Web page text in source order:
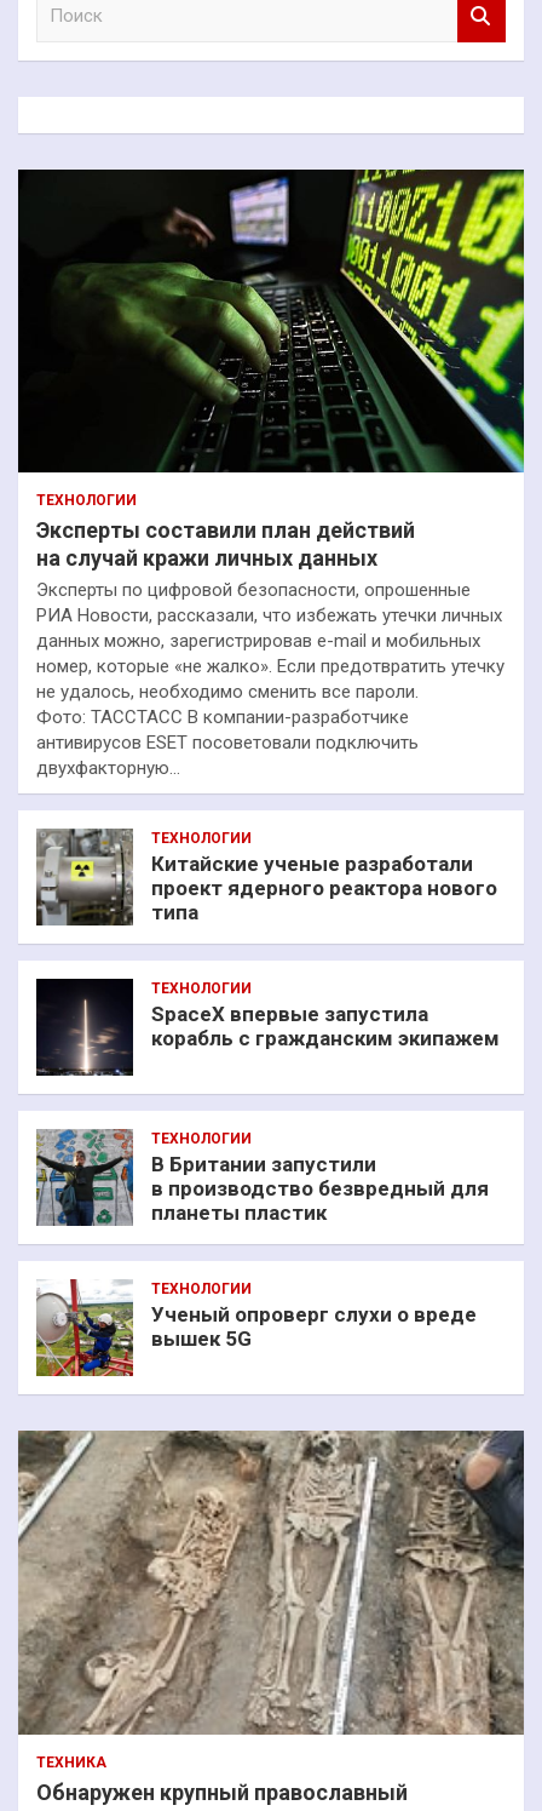
к
ТЕХНОЛОГИИ
Эксперты составили план действий
на случай кражи личных данных
Эксперты по цифровой безопасности, опрошенные
РИА Новости, рассказали, что избежать утечки личных
данных можно, зарегистрировав e-mail и мобильных
номер, которые «не жалко». Если предотвратить утечку
не удалось, необходимо сменить все пароли.
Фото: ТАССТАСС В компании-разработчике
антивирусов ESET посоветовали подключить
двухфакторную…
ТЕХНОЛОГИИ
Китайские ученые разработали
проект ядерного реактора нового
типа
ТЕХНОЛОГИИ
SpaceX впервые запустила
корабль с гражданским экипажем
ТЕХНОЛОГИИ
В Британии запустили
в производство безвредный для
планеты пластик
ТЕХНОЛОГИИ
Ученый опроверг слухи о вреде
вышек 5G
ТЕХНИКА
Обнаружен крупный православный